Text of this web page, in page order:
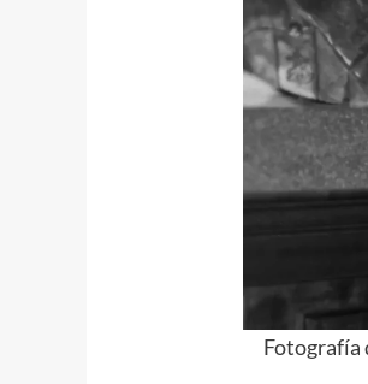
Fotografía